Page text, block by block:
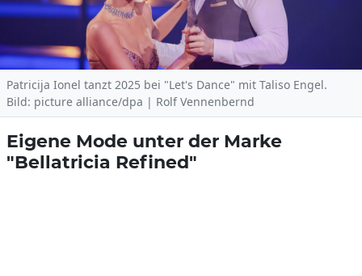
Patricija Ionel tanzt 2025 bei "Let's Dance" mit Taliso Engel.
Bild: picture alliance/dpa | Rolf Vennenbernd
Eigene Mode unter der Marke
"Bellatricia Refined"